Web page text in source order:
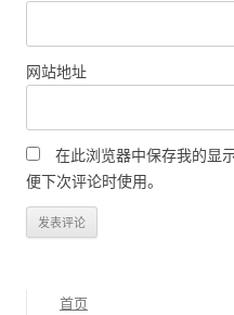
网站地址
在此浏览器中保存我的显
便下次评论时使用。
首页